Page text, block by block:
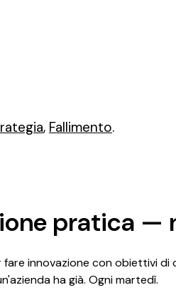
, Fallimento.
pratica —
fare innovazione con obiettivi di
ha già. Ogni martedì.